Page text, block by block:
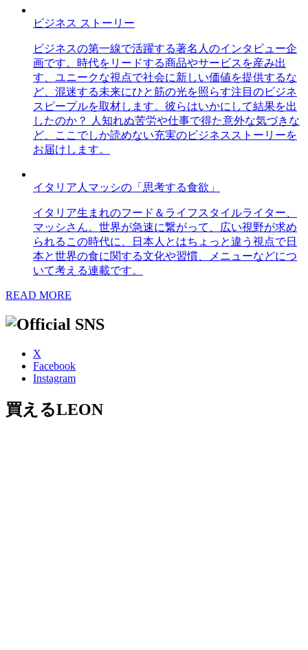
ビジネス ストーリー
ビジネスの第一線で活躍する著名人のインタビュー企
画です。時代をリードする商品やサービスを産み出
す、ユニークな視点で社会に新しい価値を提供するな
ど、混迷する未来にひと筋の光を照らす注目のビジネ
スピープルを取材します。彼らはいかにして結果を出
したのか？ 人知れぬ苦労や仕事で得た意外な気づきな
ど、ここでしか読めない充実のビジネスストーリーを
お届けします。
イタリア人マッシの「思考する食欲」
イタリア生まれのフード＆ライフスタイルライター、
マッシさん。世界が急速に繋がって、広い視野が求め
られるこの時代に、日本人とはちょっと違う視点で日
本と世界の食に関する文化や習慣、メニューなどにつ
いて考える連載です。
READ MORE
X
Facebook
Instagram
買えるLEON